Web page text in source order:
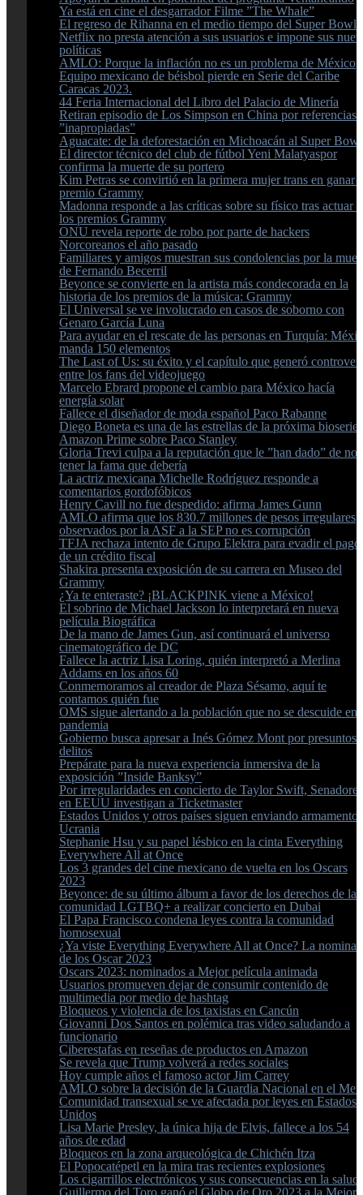
Ya está en cine el desgarrador Filme ”The Whale”
El regreso de Rihanna en el medio tiempo del Super Bowl
Netflix no presta atención a sus usuarios e impone sus
políticas
AMLO: Porque la inflación no es un problema de México
Equipo mexicano de béisbol pierde en Serie del Caribe
Caracas 2023.
44 Feria Internacional del Libro del Palacio de Minería
Retiran episodio de Los Simpson en China por referencias
”inapropiadas”
Aguacate: de la deforestación en Michoacán al Super Bowl
El director técnico del club de fútbol Yeni Malatyaspor
confirma la muerte de su portero
Kim Petras se convirtió en la primera mujer trans en ganar
premio Grammy
Madonna responde a las críticas sobre su físico tras actuar
los premios Grammy
ONU revela reporte de robo por parte de hackers
Norcoreanos el año pasado
Familiares y amigos muestran sus condolencias por la
de Fernando Becerril
Beyonce se convierte en la artista más condecorada en la
historia de los premios de la música: Grammy
El Universal se ve involucrado en casos de soborno con
Genaro García Luna
Para ayudar en el rescate de las personas en Turquía:
manda 150 elementos
The Last of Us: su éxito y el capítulo que generó
entre los fans del videojuego
Marcelo Ebrard propone el cambio para México hacía
energía solar
Fallece el diseñador de moda español Paco Rabanne
Diego Boneta es una de las estrellas de la próxima bioserie
Amazon Prime sobre Paco Stanley
Gloria Trevi culpa a la reputación que le ”han dado” de no
tener la fama que debería
La actriz mexicana Michelle Rodríguez responde a
comentarios gordofóbicos
Henry Cavill no fue despedido: afirma James Gunn
AMLO afirma que los 830.7 millones de pesos irregulares
observados por la ASF a la SEP no es corrupción
TFJA rechaza intento de Grupo Elektra para evadir el pago
de un crédito fiscal
Shakira presenta exposición de su carrera en Museo del
Grammy
¿Ya te enteraste? ¡BLACKPINK viene a México!
El sobrino de Michael Jackson lo interpretará en nueva
película Biográfica
De la mano de James Gun, así continuará el universo
cinematográfico de DC
Fallece la actriz Lisa Loring, quién interpretó a Merlina
Addams en los años 60
Conmemoramos al creador de Plaza Sésamo, aquí te
contamos quién fue
OMS sigue alertando a la población que no se descuide en
pandemia
Gobierno busca apresar a Inés Gómez Mont por presuntos
delitos
Prepárate para la nueva experiencia inmersiva de la
exposición ”Inside Banksy”
Por irregularidades en concierto de Taylor Swift, Senadores
en EEUU investigan a Ticketmaster
Estados Unidos y otros países siguen enviando armamento
Ucrania
Stephanie Hsu y su papel lésbico en la cinta Everything
Everywhere All at Once
Los 3 grandes del cine mexicano de vuelta en los Oscars
2023
Beyonce: de su último álbum a favor de los derechos de la
comunidad LGTBQ+ a realizar concierto en Dubai
El Papa Francisco condena leyes contra la comunidad
homosexual
¿Ya viste Everything Everywhere All at Once? La
de los Oscar 2023
Oscars 2023: nominados a Mejor película animada
Usuarios promueven dejar de consumir contenido de
multimedia por medio de hashtag
Bloqueos y violencia de los taxistas en Cancún
Giovanni Dos Santos en polémica tras video saludando a
funcionario
Ciberestafas en reseñas de productos en Amazon
Se revela que Trump volverá a redes sociales
Hoy cumple años el famoso actor Jim Carrey
AMLO sobre la decisión de la Guardia Nacional en el
Comunidad transexual se ve afectada por leyes en Estados
Unidos
Lisa Marie Presley, la única hija de Elvis, fallece a los 54
años de edad
Bloqueos en la zona arqueológica de Chichén Itza
El Popocatépetl en la mira tras recientes explosiones
Los cigarrillos electrónicos y sus consecuencias en la salud
Guillermo del Toro ganó el Globo de Oro 2023 a la Mejor